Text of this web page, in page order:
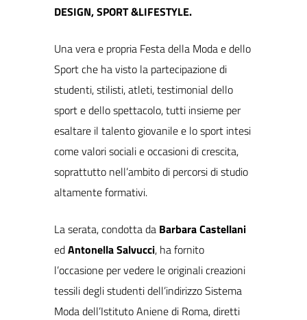
DESIGN, SPORT &LIFESTYLE.
Una vera e propria Festa della Moda e dello
Sport che ha visto la partecipazione di
studenti, stilisti, atleti, testimonial dello
sport e dello spettacolo, tutti insieme per
esaltare il talento giovanile e lo sport intesi
come valori sociali e occasioni di crescita,
soprattutto nell’ambito di percorsi di studio
altamente formativi.
La serata, condotta da Barbara Castellani
edAntonella Salvucci, ha fornito
l’occasione per vedere le originali creazioni
tessili degli studenti dell’indirizzo Sistema
Moda dell’Istituto Aniene di Roma, diretti